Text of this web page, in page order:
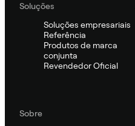
Soluções
Soluções empresariais
Referência
Produtos de marca
conjunta
Revendedor Oficial
Sobre